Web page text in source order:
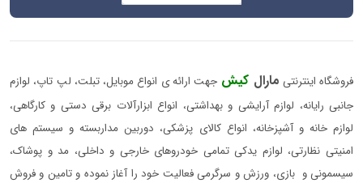
فروشگاه اینترنتی مارال کیش جهت ارائه ی انواع موبایل، تبلت، لپ تاپ، لوازم
جانبی رایانه، لوازم آرایشی و بهداشتی، انواع ابزارآلات برقی دستی و کارگاهی،
لوازم خانه و آشپزخانه، انواع کالای پزشکی، دوربین مداربسته و سیستم های
امنیتی نظارتی، لوازم یدکی تمامی خودروهای خارجی و داخلی، مد و پوشاک،
سیسمونی و بازی، ورزش و سرگرمی فعالیت خود را آغاز نموده و تامین و فروش